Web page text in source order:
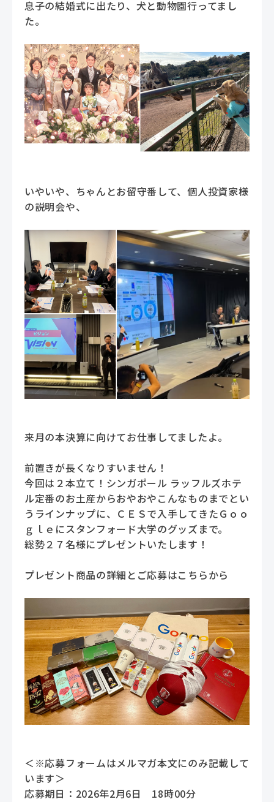
息子の結婚式に出たり、犬と動物園行ってまし
た。
いやいや、ちゃんとお留守番して、個人投資家様
の説明会や、
来月の本決算に向けてお仕事してましたよ。
前置きが長くなりすいません！
今回は２本立て！シンガポール ラッフルズホテ
ル定番のお土産からおやおやこんなものまでとい
うラインナップに、ＣＥＳで入手してきたＧｏｏ
ｇｌｅにスタンフォード大学のグッズまで。
総勢２７名様にプレゼントいたします！
プレゼント商品の詳細とご応募はこちらから
＜※応募フォームはメルマガ本文にのみ記載して
います＞
応募期日：2026年2月6日 18時00分